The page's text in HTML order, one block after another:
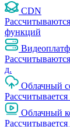
CDN
функций
д.
Облачный
Облачный